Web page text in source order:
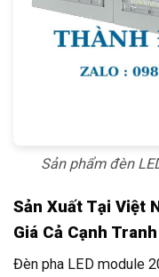
Sản phẩm đèn
Sản Xuất Tại Việt
Giá Cả Cạnh Tranh
Đèn pha LED module